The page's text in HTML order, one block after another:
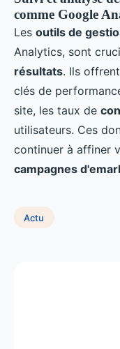
comme Google
Les outils de
Analytics, sont
résultats. Ils
clés de
site, les taux de
utilisateurs. Ces
continuer à affiner
campagnes
Actu